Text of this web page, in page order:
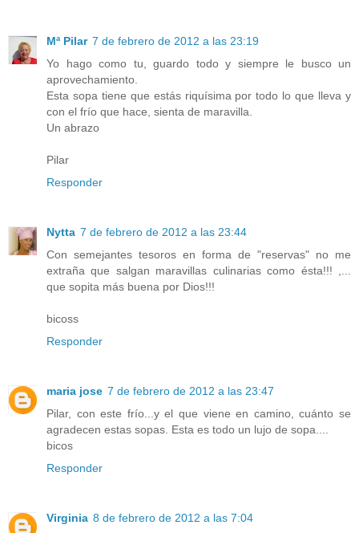
Mª Pilar 7 de febrero de 2012 a las 23:19
Yo hago como tu, guardo todo y siempre le busco un
aprovechamiento.
Esta sopa tiene que estás riquísima por todo lo que lleva y
con el frío que hace, sienta de maravilla.
Un abrazo
Pilar
Responder
Nytta 7 de febrero de 2012 a las 23:44
Con semejantes tesoros en forma de "reservas" no me
extraña que salgan maravillas culinarias como ésta!!! ,...
que sopita más buena por Dios!!!
bicoss
Responder
maria jose 7 de febrero de 2012 a las 23:47
Pilar, con este frío...y el que viene en camino, cuánto se
agradecen estas sopas. Esta es todo un lujo de sopa....
bicos
Responder
Virginia 8 de febrero de 2012 a las 7:04